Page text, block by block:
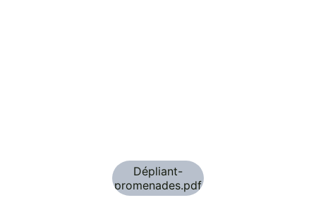
Dépliant-
promenades.pdf